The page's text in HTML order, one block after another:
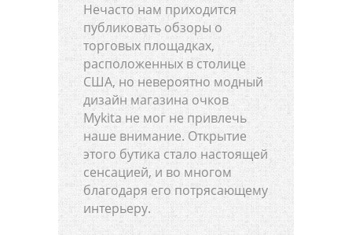
Нечасто нам приходится
публиковать обзоры о
торговых площадках,
расположенных в столице
США, но невероятно модный
дизайн магазина очков
Mykita не мог не привлечь
наше внимание. Открытие
этого бутика стало настоящей
сенсацией, и во многом
благодаря его потрясающему
интерьеру.